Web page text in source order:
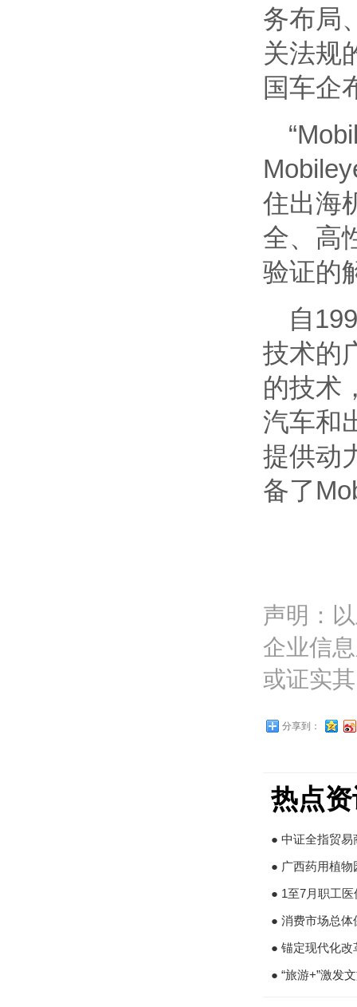
务布局
关法规
国车企
住出海
全、高
验证的
自
技术的
的技术
汽车和
提供动
备了
声明：
企业信
或证实
分享到：
热点
● 中证全指贸易
● 广西药用植
● 1至7月职工
● 消费市场总
● 锚定现代化
● “旅游+”激发